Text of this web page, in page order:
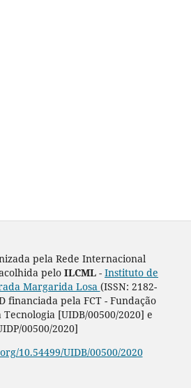
pela Rede Internacional
pelo ILCML - Instituto de
Margarida Losa (ISSN: 2182-
financiada pela FCT - Fundação
[UIDB/00500/2020] e
00500/2020]
10.54499/UIDB/00500/2020